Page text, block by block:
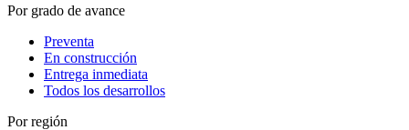
Por grado de avance
Preventa
En construcción
Entrega inmediata
Todos los desarrollos
Por región